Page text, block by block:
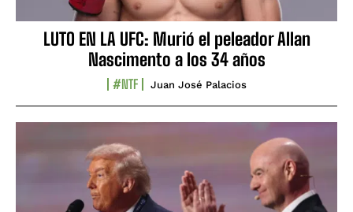
LUTO EN LA UFC: Murió el peleador Allan
Nascimento a los 34 años
#NTF Juan José Palacios